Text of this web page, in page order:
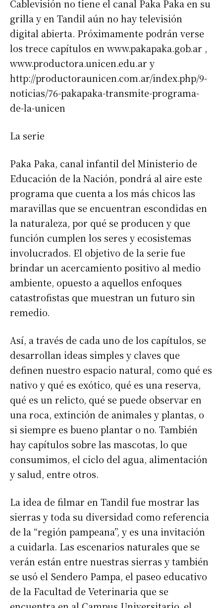
Suscribirme gratis
Cablevisión no tiene el canal Paka Paka en su
grilla y en Tandil aún no hay televisión
digital abierta. Próximamente podrán verse
los trece capítulos en www.pakapaka.gob.ar ,
www.productora.unicen.edu.ar y
http://productoraunicen.com.ar/index.php/9-
noticias/76-pakapaka-transmite-programa-
de-la-unicen
La serie
Paka Paka, canal infantil del Ministerio de
Educación de la Nación, pondrá al aire este
programa que cuenta a los más chicos las
maravillas que se encuentran escondidas en
la naturaleza, por qué se producen y que
función cumplen los seres y ecosistemas
involucrados. El objetivo de la serie fue
brindar un acercamiento positivo al medio
ambiente, opuesto a aquellos enfoques
catastrofistas que muestran un futuro sin
remedio.
Así, a través de cada uno de los capítulos, se
desarrollan ideas simples y claves que
definen nuestro espacio natural, como qué es
nativo y qué es exótico, qué es una reserva,
qué es un relicto, qué se puede observar en
una roca, extinción de animales y plantas, o
si siempre es bueno plantar o no. También
hay capítulos sobre las mascotas, lo que
consumimos, el ciclo del agua, alimentación
y salud, entre otros.
La idea de filmar en Tandil fue mostrar las
sierras y toda su diversidad como referencia
de la “región pampeana”, y es una invitación
a cuidarla. Las escenarios naturales que se
verán están entre nuestras sierras y también
se usó el Sendero Pampa, el paseo educativo
de la Facultad de Veterinaria que se